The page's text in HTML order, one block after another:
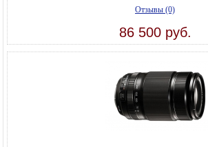
Отзывы (0)
86 500 руб.